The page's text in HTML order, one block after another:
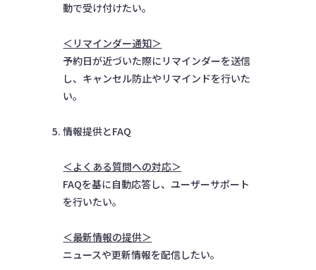
動で受け付けたい。
＜リマインダー通知＞
予約日が近づいた際にリマインダーを送信
し、キャンセル防止やリマインドを行いた
い。
情報提供とFAQ
＜よくある質問への対応＞
FAQを基に自動応答し、ユーザーサポート
を行いたい。
＜最新情報の提供＞
ニュースや更新情報を配信したい。